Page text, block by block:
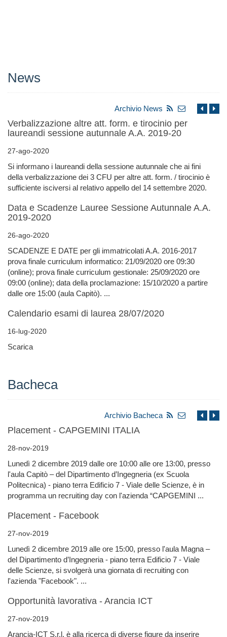
News
Archivio News
Verbalizzazione altre att. form. e tirocinio per
laureandi sessione autunnale A.A. 2019-20
27-ago-2020
Si informano i laureandi della sessione autunnale che ai fini
della verbalizzazione dei 3 CFU per altre att. form. / tirocinio è
sufficiente isciversi al relativo appello del 14 settembre 2020.
Data e Scadenze Lauree Sessione Autunnale A.A.
2019-2020
26-ago-2020
SCADENZE E DATE per gli immatricolati A.A. 2016-2017
prova finale curriculum informatico: 21/09/2020 ore 09:30
(online); prova finale curriculum gestionale: 25/09/2020 ore
09:00 (online); data della proclamazione: 15/10/2020 a partire
dalle ore 15:00 (aula Capitò). ...
Calendario esami di laurea 28/07/2020
16-lug-2020
Scarica
Bacheca
Archivio Bacheca
Placement - CAPGEMINI ITALIA
28-nov-2019
Lunedì 2 dicembre 2019 dalle ore 10:00 alle ore 13:00, presso
l'aula Capitò – del Dipartimento d’Ingegneria (ex Scuola
Politecnica) - piano terra Edificio 7 - Viale delle Scienze, è in
programma un recruiting day con l'azienda “CAPGEMINI ...
Placement - Facebook
27-nov-2019
Lunedì 2 dicembre 2019 alle ore 15:00, presso l'aula Magna –
del Dipartimento d’Ingegneria - piano terra Edificio 7 - Viale
delle Scienze, si svolgerà una giornata di recruiting con
l'azienda "Facebook". ...
Opportunità lavorativa - Arancia ICT
27-nov-2019
Arancia-ICT S.r.l. è alla ricerca di diverse figure da inserire